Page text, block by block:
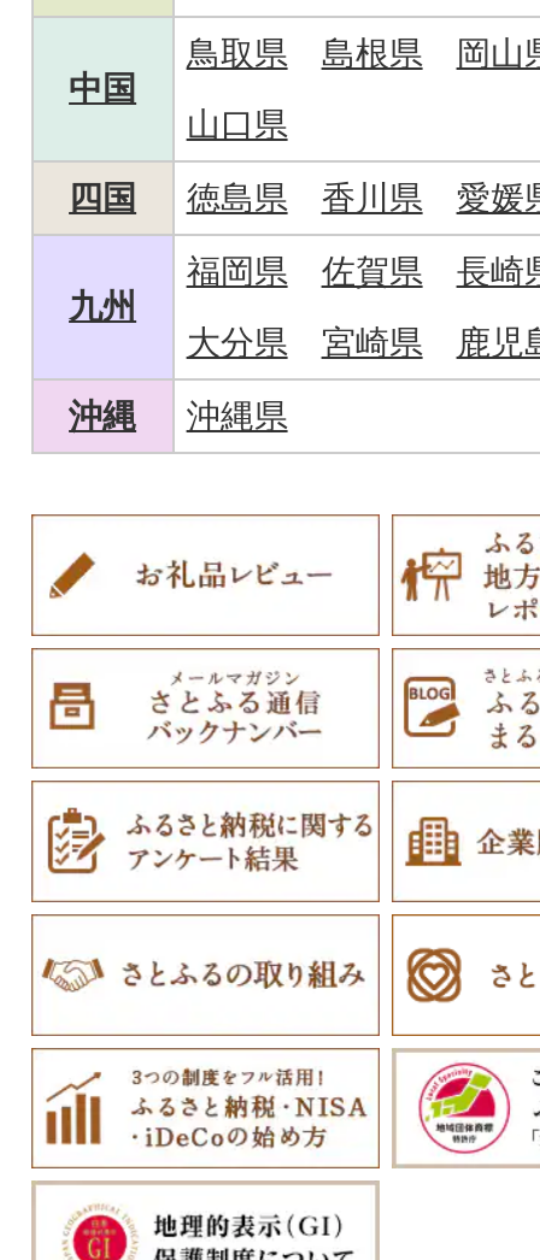
中国
鳥取県 島根県
岡山
山口県
四国
徳島県 香川県 愛媛
九州
福岡県 佐賀県
長崎
大分県
宮崎県
鹿児
沖縄
沖縄県